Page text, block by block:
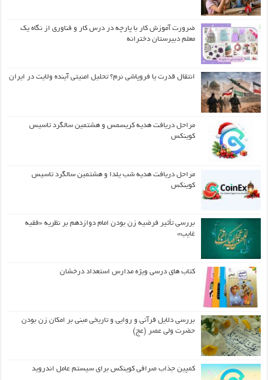
ضرورت آموزش کار با پارچه در درس کار و فناوری از نگاه یک
معلم دبیرستان دخترانه
انتقال قدرت یا فروپاشی نرم؟ تحلیل امنیتی آینده ولایت در ایران
مراحل دریافت هدیه کریسمس و هشتمین سالگرد تاسیس
کوینکس
مراحل دریافت هدیه شب یلدا و هشتمین سالگرد تاسیس
کوینکس
بررسی تأثیر فرضیه زن بودن امام دوازدهم بر نظریه «فقیه
غایب»
کتاب های درسی ویژه مدارس استعداد درخشان
بررسی دلایل قرآنی و روایی و تاریخی مبنی بر امکان زن بودن
حضرت ولی عصر (عج)
کمپین جذاب صرافی کوینکس برای سیستم عامل اندروید